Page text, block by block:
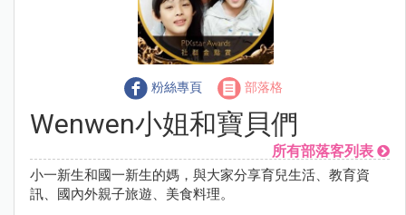
粉絲專頁 部落格
Wenwen小姐和寶貝們
所有部落客列表
小一新生和國一新生的媽，與大家分享育兒生活、教育資
訊、國內外親子旅遊、美食料理。